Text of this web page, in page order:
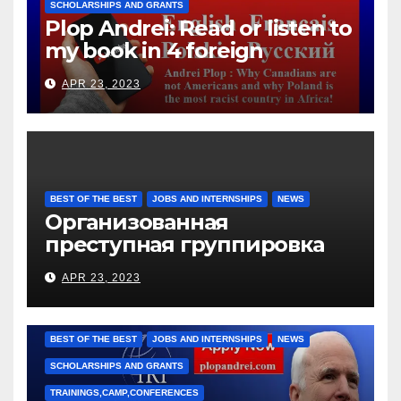
SCHOLARSHIPS AND GRANTS
Plop Andrei: Read or listen to
my book in 4 foreign
languages
APR 23, 2023
BEST OF THE BEST JOBS AND INTERNSHIPS NEWS
Организованная
преступная группировка
под руководством Игоря
Рижкова (Ryzhkov Ihor) и
Марии Соколовой
APR 23, 2023
BEST OF THE BEST JOBS AND INTERNSHIPS NEWS
SCHOLARSHIPS AND GRANTS
TRAININGS,CAMP,CONFERENCES